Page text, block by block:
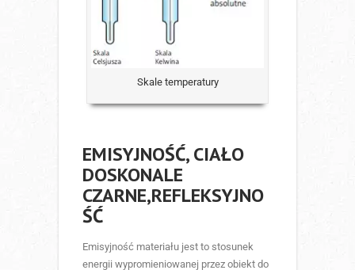
Skale temperatury
EMISYJNOŚĆ, CIAŁO
DOSKONALE
CZARNE,REFLEKSYJNO
ŚĆ
Emisyjność materiału jest to stosunek
energii wypromieniowanej przez obiekt do